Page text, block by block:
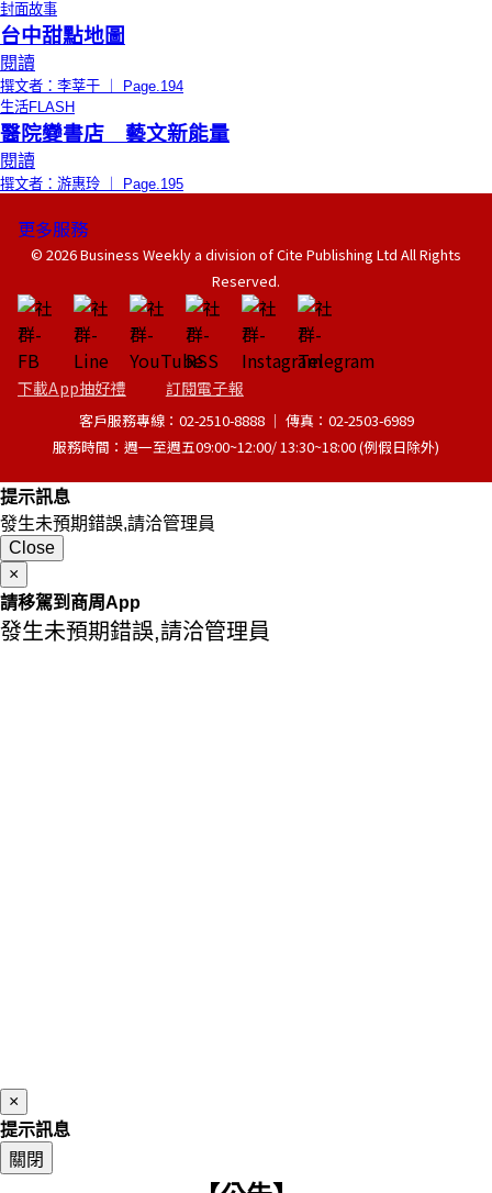
封面故事
台中甜點地圖
閱讀
撰文者：李莘于 ｜ Page.194
生活FLASH
醫院變書店 藝文新能量
閱讀
撰文者：游惠玲 ｜ Page.195
更多服務
© 2026 Business Weekly a division of Cite Publishing Ltd All Rights
Reserved.
下載App抽好禮 訂閱電子報
客戶服務專線：02-2510-8888 │ 傳真：02-2503-6989
服務時間：週一至週五09:00~12:00/ 13:30~18:00 (例假日除外)
提示訊息
發生未預期錯誤,請洽管理員
Close
×
請移駕到商周App
發生未預期錯誤,請洽管理員
×
提示訊息
關閉